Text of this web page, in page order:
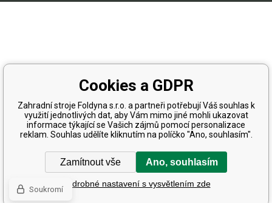
Cookies a GDPR
Zahradní stroje Foldyna s.r.o. a partneři potřebují Váš souhlas k
využití jednotlivých dat, aby Vám mimo jiné mohli ukazovat
informace týkající se Vašich zájmů pomocí personalizace
reklam. Souhlas udělíte kliknutím na políčko "Ano, souhlasím".
Zamítnout vše Ano, souhlasím
Podrobné nastavení s vysvětlením zde
Soukromí